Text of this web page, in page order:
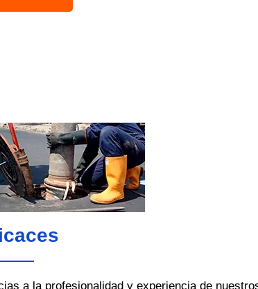
a la profesionalidad y experiencia de